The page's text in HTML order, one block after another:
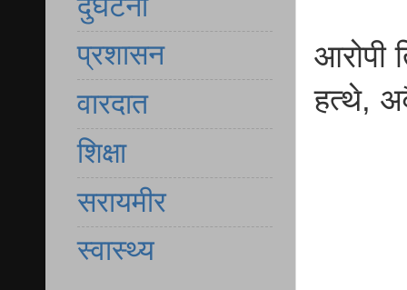
आरोपी
हत्थे,
प्रशासन
वारदात
शिक्षा
सरायमीर
स्वास्थ्य